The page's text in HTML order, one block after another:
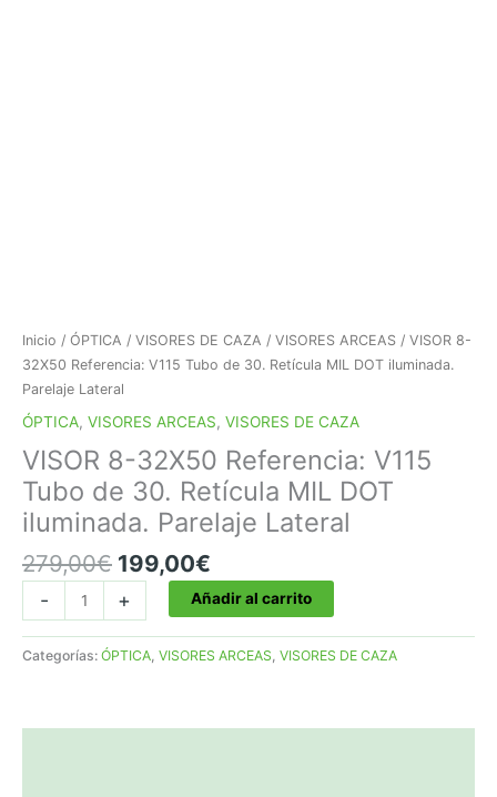
Inicio / ÓPTICA / VISORES DE CAZA / VISORES ARCEAS / VISOR 8-
32X50 Referencia: V115 Tubo de 30. Retícula MIL DOT iluminada.
Parelaje Lateral
ÓPTICA, VISORES ARCEAS, VISORES DE CAZA
VISOR 8-32X50 Referencia: V115
Tubo de 30. Retícula MIL DOT
iluminada. Parelaje Lateral
279,00€ El
precio
original
era:
279,00€.
199,00€
precio
actual
es:
199,00€.
-
8-
32X50
Referencia:
+ Añadir al carrito
Categorías: ÓPTICA VISORES ARCEAS VISORES DE CAZA